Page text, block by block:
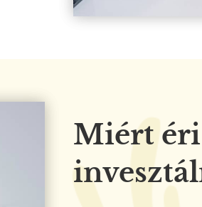
Miért éri